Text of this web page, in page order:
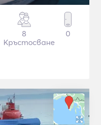
8
Кръстосване
0